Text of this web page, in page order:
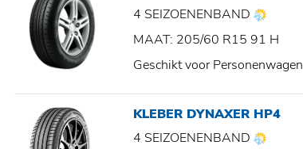
4 SEIZOENENBAND
MAAT: 205/60 R15 91 H
Geschikt voor Personenwagen
KLEBER DYNAXER HP4
4 SEIZOENENBAND